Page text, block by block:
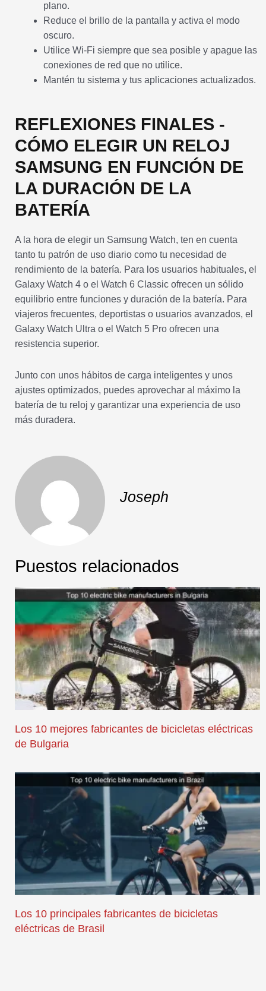
plano.
Reduce el brillo de la pantalla y activa el modo
oscuro.
Utilice Wi-Fi siempre que sea posible y apague las
conexiones de red que no utilice.
Mantén tu sistema y tus aplicaciones actualizados.
REFLEXIONES FINALES -
CÓMO ELEGIR UN RELOJ
SAMSUNG EN FUNCIÓN DE
LA DURACIÓN DE LA
BATERÍA
A la hora de elegir un Samsung Watch, ten en cuenta
tanto tu patrón de uso diario como tu necesidad de
rendimiento de la batería. Para los usuarios habituales, el
Galaxy Watch 4 o el Watch 6 Classic ofrecen un sólido
equilibrio entre funciones y duración de la batería. Para
viajeros frecuentes, deportistas o usuarios avanzados, el
Galaxy Watch Ultra o el Watch 5 Pro ofrecen una
resistencia superior.
Junto con unos hábitos de carga inteligentes y unos
ajustes optimizados, puedes aprovechar al máximo la
batería de tu reloj y garantizar una experiencia de uso
más duradera.
Joseph
Puestos relacionados
Los 10 mejores fabricantes de bicicletas eléctricas
de Bulgaria
Los 10 principales fabricantes de bicicletas
eléctricas de Brasil